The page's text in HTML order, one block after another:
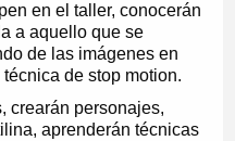
en el taller, conocerán
a aquello que se
de las imágenes en
de stop motion.
crearán personajes,
aprenderán técnicas